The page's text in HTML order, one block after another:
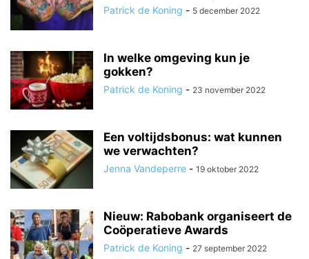
Patrick de Koning - 5 december 2022
In welke omgeving kun je
gokken?
Patrick de Koning - 23 november 2022
Een voltijdsbonus: wat kunnen
we verwachten?
Jenna Vandeperre - 19 oktober 2022
Nieuw: Rabobank organiseert de
Coöperatieve Awards
Patrick de Koning - 27 september 2022